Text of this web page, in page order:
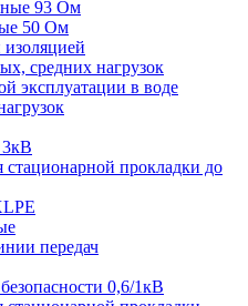
93 Ом
50 Ом
средних нагрузок
эксплуатации в воде
стационарной прокладки до
передач
0,6/1кВ